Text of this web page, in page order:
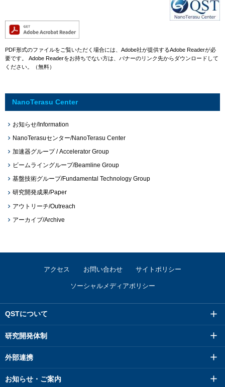
PDF形式のファイルをご覧いただく場合には、Adobe社が提供するAdobe Readerが必
要です。
Adobe Readerをお持ちでない方は、バナーのリンク先からダウンロードして
ください。（無料）
NanoTerasu Center
お知らせ/Information
NanoTerasuセンター/NanoTerasu Center
加速器グループ / Accelerator Group
ビームライングループ/Beamline Group
基盤技術グループ/Fundamental Technology Group
研究開発成果/Paper
アウトリーチ/Outreach
アーカイブ/Archive
アクセス お問い合わせ サイトポリシー
ソーシャルメディアポリシー
QSTについて
研究開発体制
外部連携
お知らせ・ご案内